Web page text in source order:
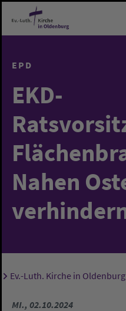
Zum Hauptinhalt springen
EPD
EKD-
Nahen
Sie sind hier:
Ev.-Luth. Kirche in Oldenburg
MI., 02.10.2024